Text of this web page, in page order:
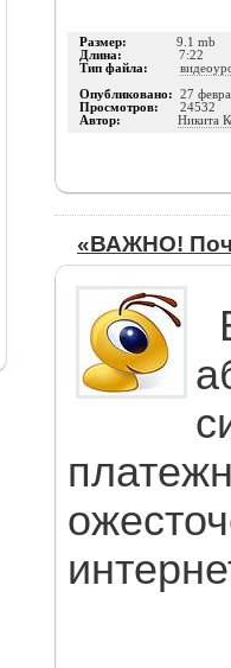
Размер: 9.1 mb
Длина: 7:22
Тип файла:
Опубликовано: 27
Просмотров: 24532
Автор: Никита
«ВАЖНО!